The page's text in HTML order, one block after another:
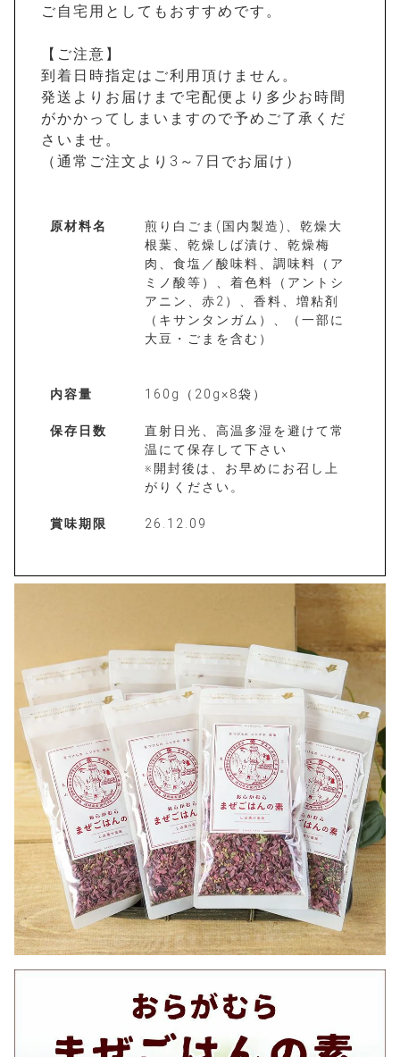
ご自宅用としてもおすすめです。
【ご注意】
到着日時指定はご利用頂けません。
発送よりお届けまで宅配便より多少お時間
がかかってしまいますので予めご了承くだ
さいませ。
（通常ご注文より3～7日でお届け）
原材料名
煎り白ごま(国内製造)、乾燥大
根葉、乾燥しば漬け、乾燥梅
肉、食塩／酸味料、調味料（ア
ミノ酸等）、着色料（アントシ
アニン、赤2）、香料、増粘剤
（キサンタンガム）、（一部に
大豆・ごまを含む）
内容量 160g（20g×8袋）
保存日数
直射日光、高温多湿を避けて常
温にて保存して下さい
※開封後は、お早めにお召し上
がりください。
賞味期限 26.12.09